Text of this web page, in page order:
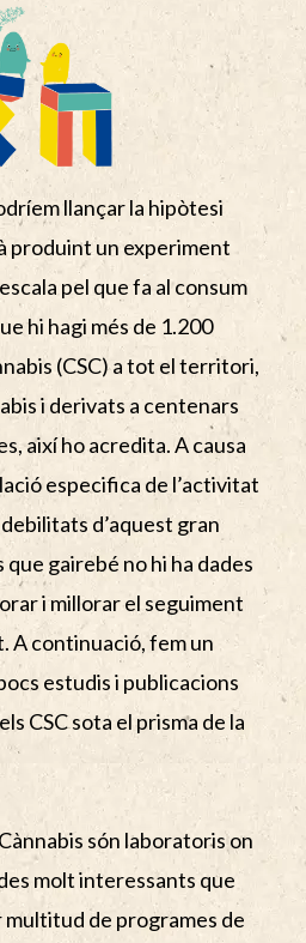
llançar la hipòtesi
produint un experiment
pel que fa al consum
hi hagi més de 1.200
(CSC) a tot el territori,
i derivats a centenars
així ho acredita. A causa
especifica de l’activitat
d’aquest gran
gairebé no hi ha dades
i millorar el seguiment
A continuació, fem un
estudis i publicacions
CSC sota el prisma de la
són laboratoris on
molt interessants que
multitud de programes de